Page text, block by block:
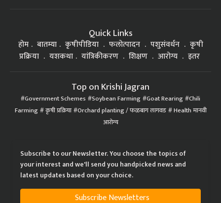
Quick Links
होम बातम्या कृषीपीडिया फलोत्पादन पशुसंवर्धन
कृषी
प्रक्रिया
यशकथा यांत्रिकीकरण शिक्षण आरोग्य इतर
Top on Krishi Jagran
Government Schemes Soybean Farming Goat Rearing Chili
Farming कृषी प्रक्रिया Orchard planting / फळबाग लागवड Health मानवी
आरोग्य
Subscribe to our Newsletter. You choose the topics of
your interest and we'll send you handpicked news and
latest updates based on your choice.
Subscribe Newsletters